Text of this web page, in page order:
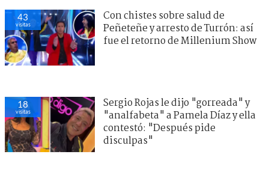
43
visitas
Con chistes sobre salud de
Peñeteñe y arresto de Turrón: así
fue el retorno de Millenium Show
18
visitas
Sergio Rojas le dijo "gorreada" y
"analfabeta" a Pamela Díaz y ella
contestó: "Después pide
disculpas"